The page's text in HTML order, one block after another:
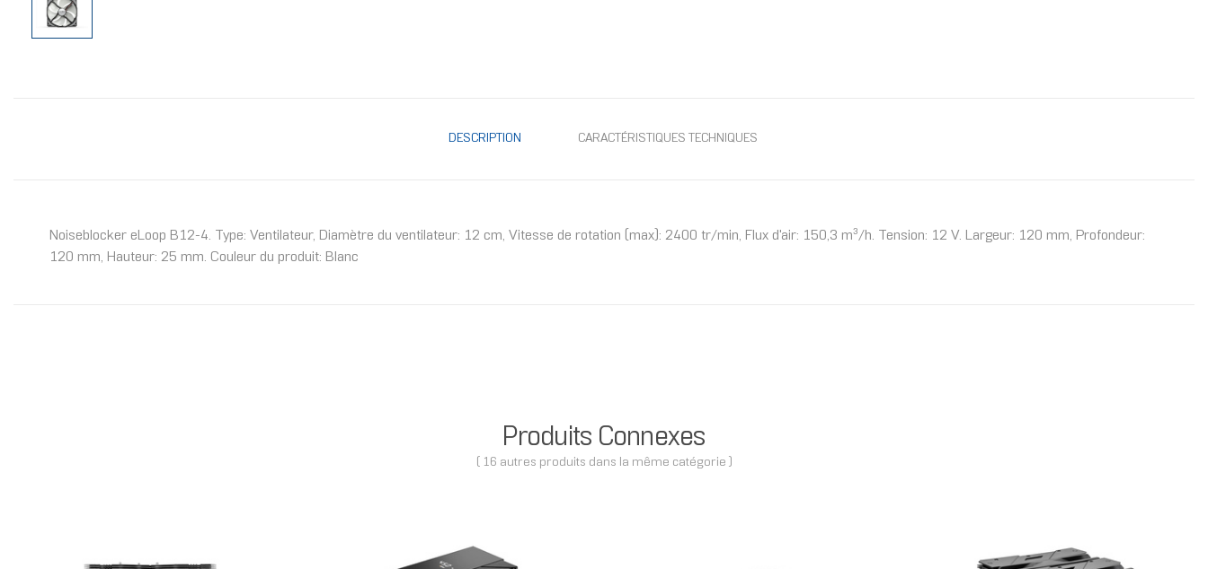
DESCRIPTION CARACTÉRISTIQUES TECHNIQUES
Noiseblocker eLoop B12-4. Type: Ventilateur, Diamètre du ventilateur: 12 cm, Vitesse de rotation (max): 2400 tr/min, Flux d'air: 150,3 m³/h. Tension: 12 V. Largeur: 120 mm, Profondeur:
120 mm, Hauteur: 25 mm. Couleur du produit: Blanc
Produits Connexes
( 16 autres produits dans la même catégorie )